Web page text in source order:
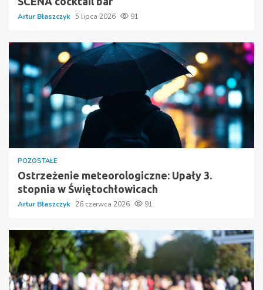
Artur Błaszczyk 5 lipca 2026 91
POZOSTAŁE
Ostrzeżenie meteorologiczne: Upały 3.
stopnia w Świętochłowicach
Artur Błaszczyk 26 czerwca 2026 91